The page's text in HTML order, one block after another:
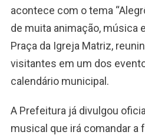
acontece com o tema
de muita animação, música
Praça da Igreja Matriz,
visitantes em um dos
calendário municipal.
A Prefeitura já divulgou
musical que irá comandar a